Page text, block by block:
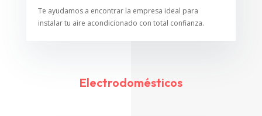
Te ayudamos a encontrar la empresa ideal para
instalar tu aire acondicionado con total confianza.
Electrodomésticos